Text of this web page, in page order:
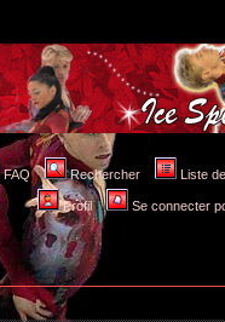
FAQ Rechercher Liste
Profil Se connecter